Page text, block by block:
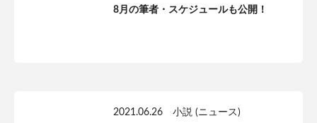
8月の筆者・スケジュールも公開！
2021.06.26 小説 (ニュース)